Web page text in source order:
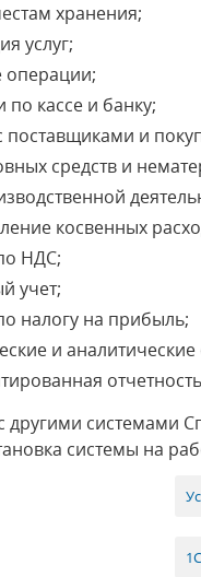
хранения;
услуг;
операции;
кассе и банку;
поставщиками и
средств и
косвенных
НДС;
учет;
налогу на прибыль;
и аналитические
другими системами
системы на